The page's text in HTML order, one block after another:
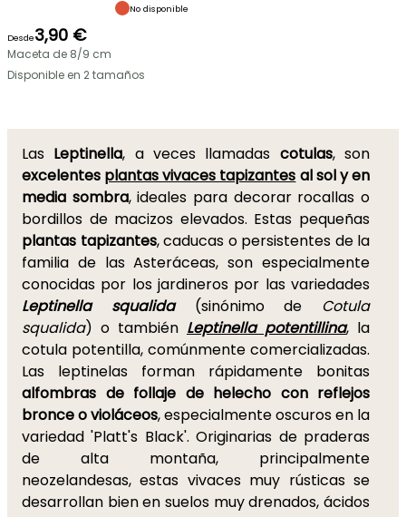
No disponible
Desde3,90 €
Maceta de 8/9 cm
Disponible en 2 tamaños
Las Leptinella, a veces llamadas cotulas, son
excelentes plantas vivaces tapizantes al sol y en
media sombra, ideales para decorar rocallas o
bordillos de macizos elevados. Estas pequeñas
plantas tapizantes, caducas o persistentes de la
familia de las Asteráceas, son especialmente
conocidas por los jardineros por las variedades
Leptinella squalida(sinónimo de Cotula
squalida) o también Leptinella potentillina, la
cotula potentilla, comúnmente comercializadas.
Las leptinelas forman rápidamente bonitas
alfombras de follaje de helecho con reflejos
bronce o violáceos, especialmente oscuros en la
variedad 'Platt's Black'. Originarias de praderas
de alta montaña, principalmente
neozelandesas, estas vivaces muy rústicas se
desarrollan bien en suelos muy drenados, ácidos